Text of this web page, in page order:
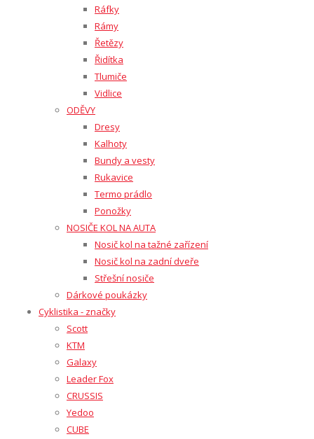
Ráfky
Rámy
Řetězy
Řidítka
Tlumiče
Vidlice
ODĚVY
Dresy
Kalhoty
Bundy a vesty
Rukavice
Termo prádlo
Ponožky
NOSIČE KOL NA AUTA
Nosič kol na tažné zařízení
Nosič kol na zadní dveře
Střešní nosiče
Dárkové poukázky
Cyklistika - značky
Scott
KTM
Galaxy
Leader Fox
CRUSSIS
Yedoo
CUBE